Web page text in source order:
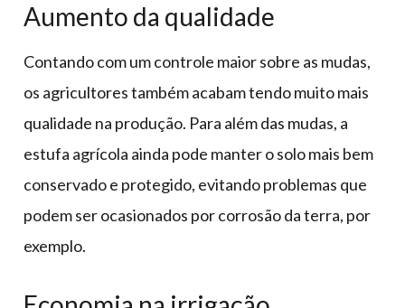
Aumento da qualidade
Contando com um controle maior sobre as mudas,
os agricultores também acabam tendo muito mais
qualidade na produção. Para além das mudas, a
estufa agrícola ainda pode manter o solo mais bem
conservado e protegido, evitando problemas que
podem ser ocasionados por corrosão da terra, por
exemplo.